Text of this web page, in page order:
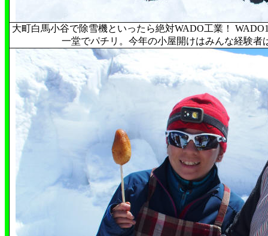
大町白馬小谷で除雪機といったら絶対WADO工業！
一堂でパチリ。今年の小屋開けはみんな経験者